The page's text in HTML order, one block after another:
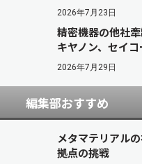
2026年7月23日
精密機器の他社
キヤノン、セイ
2026年7月29日
編集部おすすめ
メタマテリアル
拠点の挑戦